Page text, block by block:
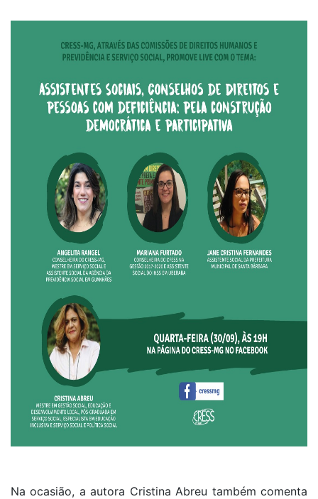
Na ocasião, a autora Cristina Abreu também comenta